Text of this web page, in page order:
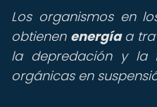
Los organismos en
obtienen energíaa
la depredación y la
orgánicas en